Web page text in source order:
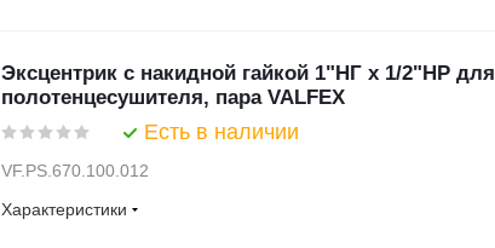
Эксцентрик с накидной гайкой 1"НГ х 1/2"НР для
полотенцесушителя, пара VALFEX
Есть в наличии
VF.PS.670.100.012
Характеристики